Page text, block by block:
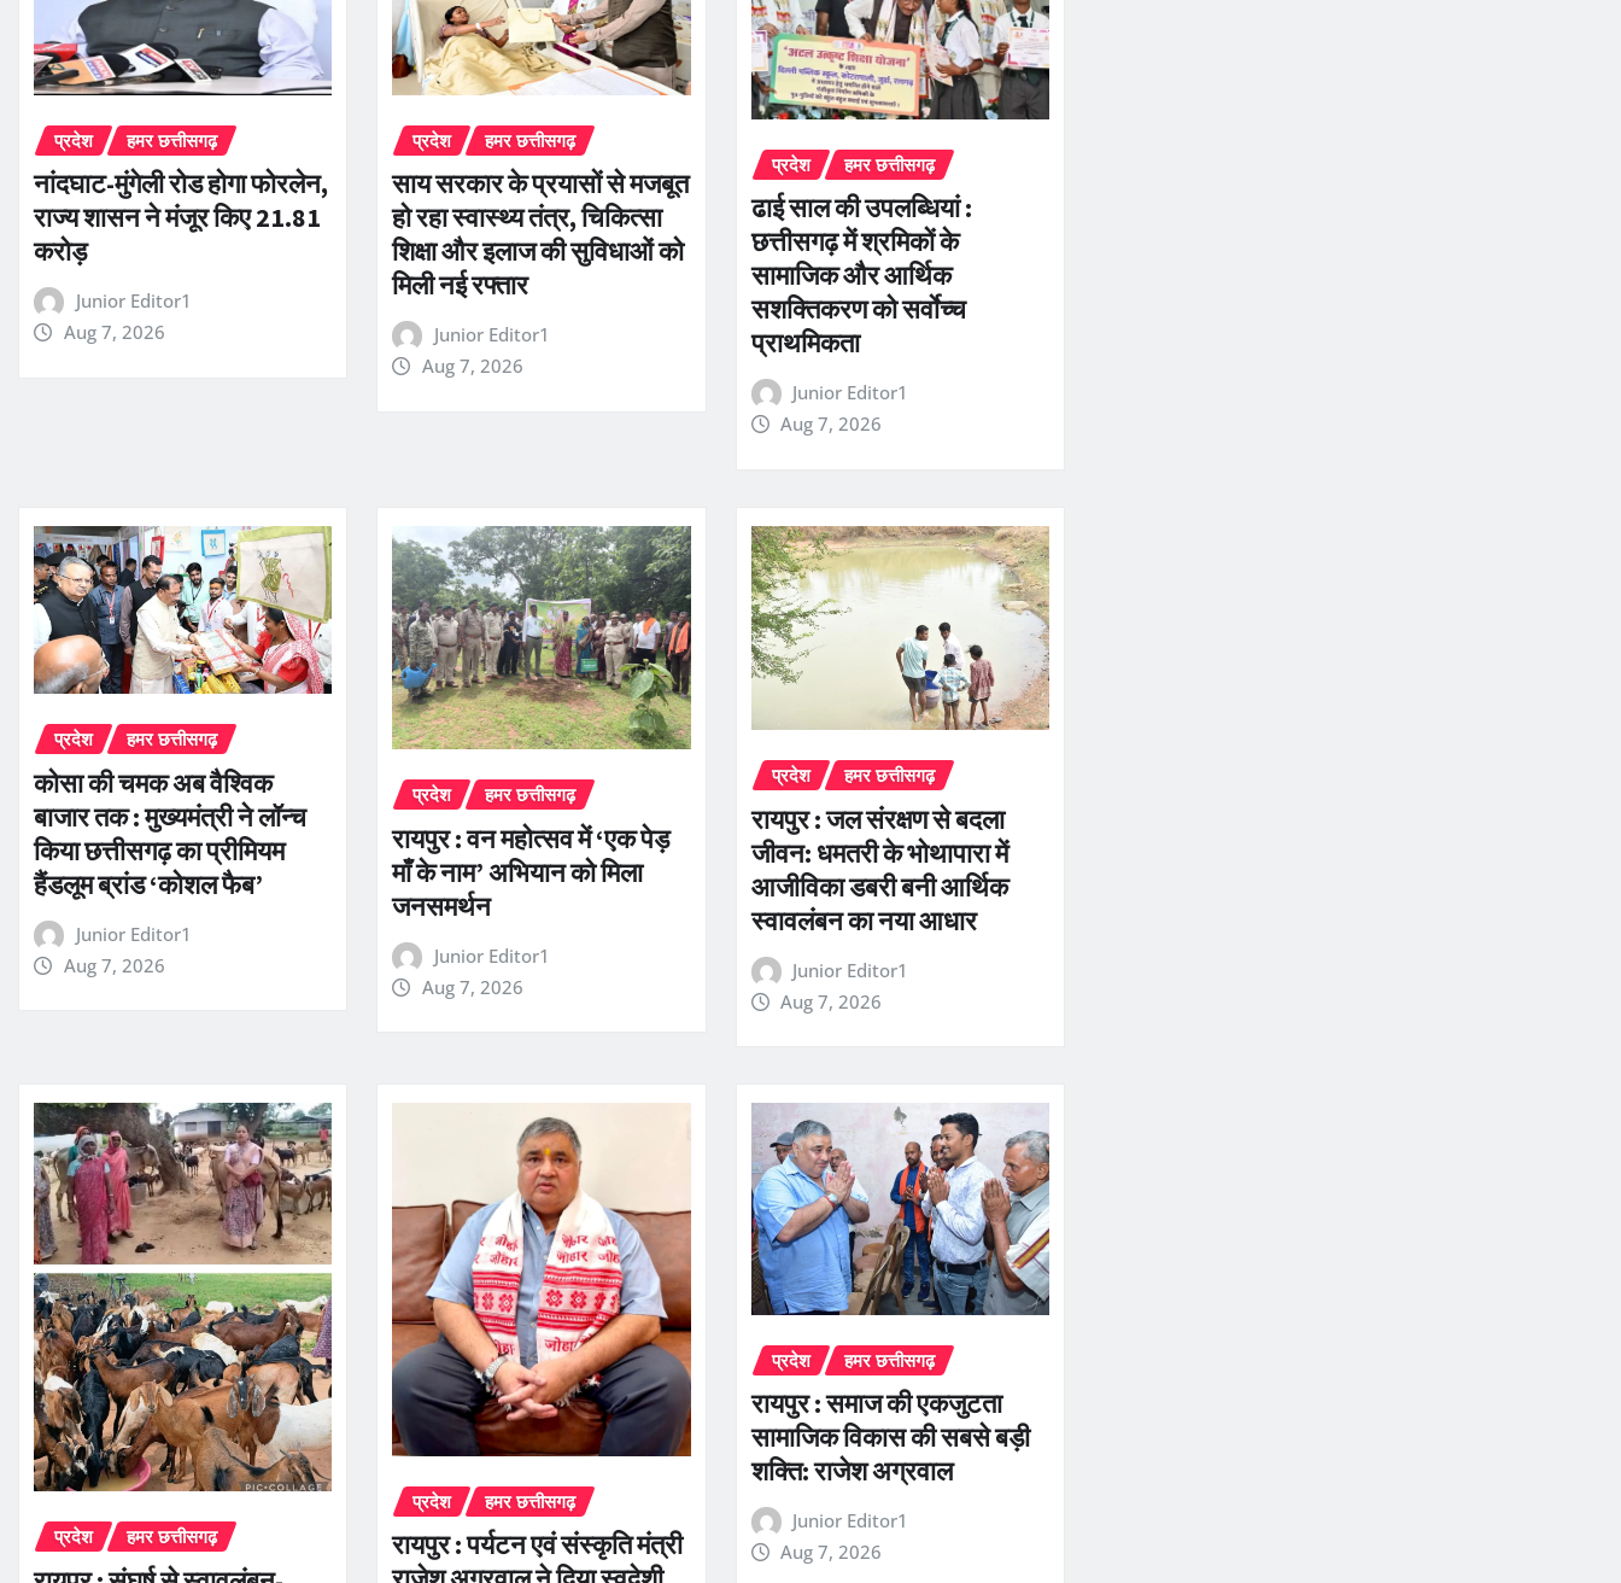
प्रदेश हमर छत्तीसगढ़
नांदघाट-मुंगेली रोड होगा फोरलेन,
राज्य शासन ने मंजूर किए 21.81
करोड़
Junior Editor1
Aug 7, 2026
प्रदेश हमर छत्तीसगढ़
साय सरकार के प्रयासों से मजबूत
हो रहा स्वास्थ्य तंत्र, चिकित्सा
शिक्षा और इलाज की सुविधाओं को
मिली नई रफ्तार
Junior Editor1
Aug 7, 2026
प्रदेश हमर छत्तीसगढ़
ढाई साल की उपलब्धियां :
छत्तीसगढ़ में श्रमिकों के
सामाजिक और आर्थिक
सशक्तिकरण को सर्वाेच्च
प्राथमिकता
Junior Editor1
Aug 7, 2026
प्रदेश हमर छत्तीसगढ़
कोसा की चमक अब वैश्विक
बाजार तक : मुख्यमंत्री ने लॉन्च
किया छत्तीसगढ़ का प्रीमियम
हैंडलूम ब्रांड ‘कोशल फैब’
Junior Editor1
Aug 7, 2026
प्रदेश हमर छत्तीसगढ़
रायपुर : वन महोत्सव में ‘एक पेड़
माँ के नाम’ अभियान को मिला
जनसमर्थन
Junior Editor1
Aug 7, 2026
प्रदेश हमर छत्तीसगढ़
रायपुर : जल संरक्षण से बदला
जीवन: धमतरी के भोथापारा में
आजीविका डबरी बनी आर्थिक
स्वावलंबन का नया आधार
Junior Editor1
Aug 7, 2026
प्रदेश हमर छत्तीसगढ़
प्रदेश हमर छत्तीसगढ़
रायपुर : पर्यटन एवं संस्कृति मंत्री
प्रदेश हमर छत्तीसगढ़
रायपुर : समाज की एकजुटता
सामाजिक विकास की सबसे बड़ी
शक्ति: राजेश अग्रवाल
Junior Editor1
Aug 7, 2026